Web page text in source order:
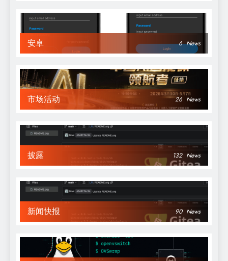
安卓 6 News
市场活动 26 News
披露 132 News
新闻快报 90 News